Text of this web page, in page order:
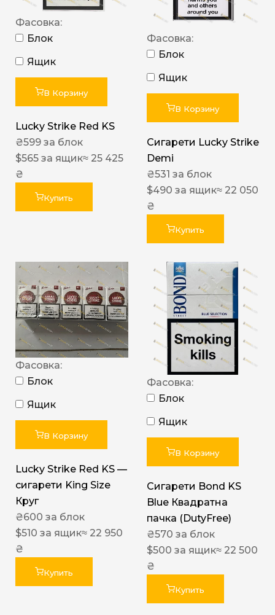
Фасовка:
Блок
Ящик
В Корзину
Lucky Strike Red KS
₴599 за блок
$565 за ящик≈ 25 425
₴
Купить
Фасовка:
Блок
Ящик
В Корзину
Сигарети Lucky Strike
Demi
₴531 за блок
$490 за ящик≈ 22 050
₴
Купить
Фасовка:
Блок
Ящик
В Корзину
Lucky Strike Red KS —
сигарети King Size
Круг
₴600 за блок
$510 за ящик≈ 22 950
₴
Купить
Фасовка:
Блок
Ящик
В Корзину
Сигарети Bond KS
Blue Квадратна
пачка (DutyFree)
₴570 за блок
$500 за ящик≈ 22 500
₴
Купить